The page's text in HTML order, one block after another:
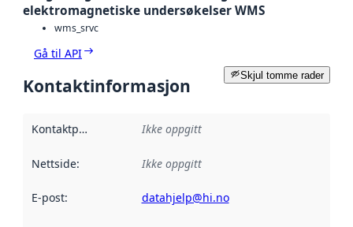
elektromagnetiske undersøkelser WMS
wms_srvc
Gå til API
Skjul tomme rader
Kontaktinformasjon
Kontaktpunkt Ikke oppgitt
Nettside: Ikke oppgitt
E-post: datahjelp@hi.no